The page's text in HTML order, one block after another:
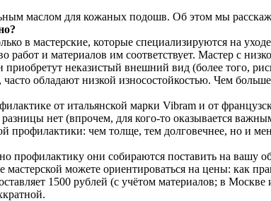
маслом для кожаных подошв. Об этом мы
в мастерские, которые специализируются на
работ и материалов им соответствует. Мастер с
приобретут неказистый внешний вид (более того,
обладают низкой износостойкостью. Чем
от итальянской марки Vibram и от
нет (впрочем, для кого-то оказывается
профилактики: чем толще, тем долговечнее, но и
профилактику они собираются поставить на вашу
можете ориентироваться на цены: как
1500 рублей (с учётом материалов; в